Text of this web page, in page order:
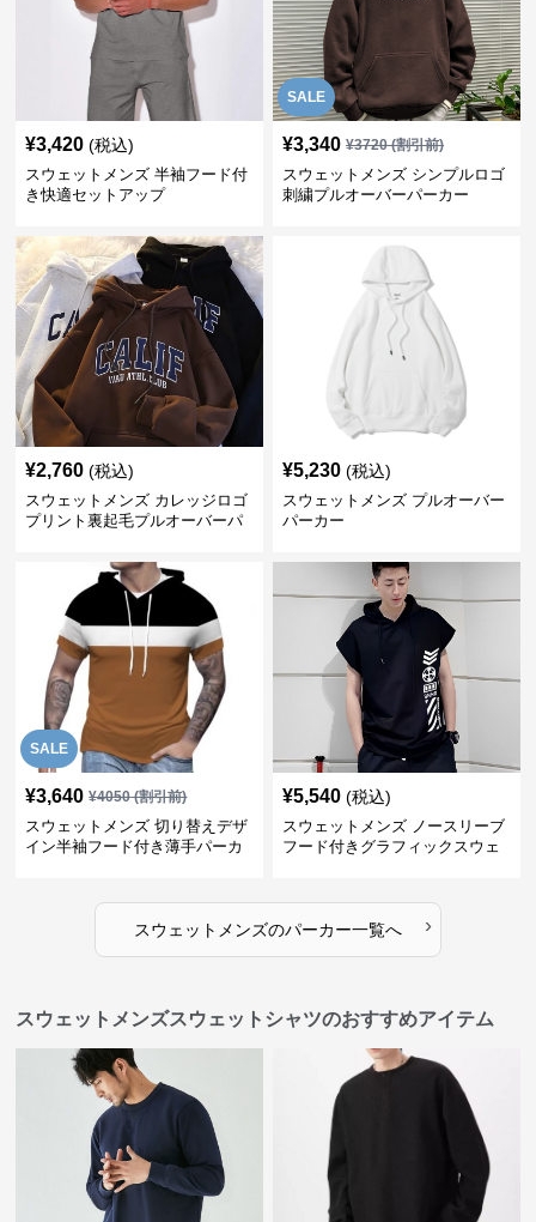
¥3,420 (税込)
スウェットメンズ 半袖フード付
き快適セットアップ
SALE
¥3,340 ¥3720(割引前)
スウェットメンズ シンプルロゴ
刺繍プルオーバーパーカー
¥2,760 (税込)
スウェットメンズ カレッジロゴ
プリント裏起毛プルオーバーパ
¥5,230 (税込)
スウェットメンズ プルオーバー
パーカー
SALE
¥3,640 ¥4050(割引前)
スウェットメンズ 切り替えデザ
イン半袖フード付き薄手パーカ
¥5,540 (税込)
スウェットメンズ ノースリーブ
フード付きグラフィックスウェ
スウェットメンズのパーカー一覧へ ›
スウェットメンズスウェットシャツのおすすめアイテム